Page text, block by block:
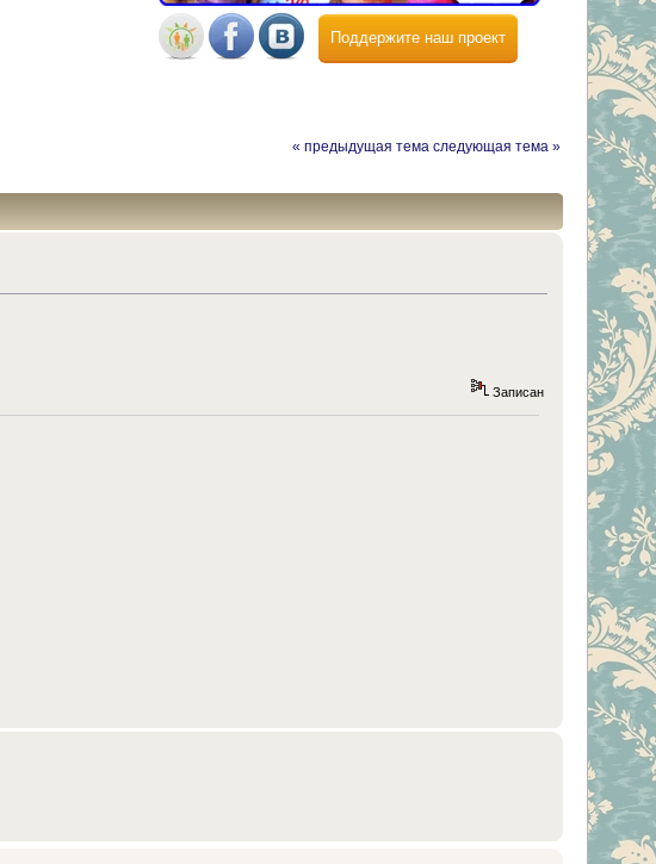
Поддержите наш проект
« предыдущая тема следующая тема »
Записан